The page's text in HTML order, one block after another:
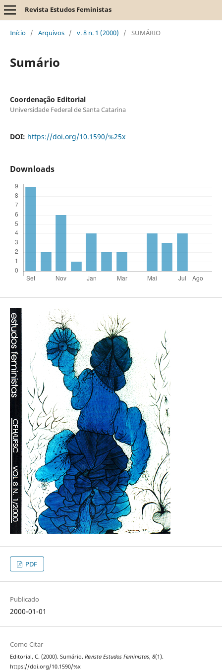
Revista Estudos Feministas
Início / Arquivos / v. 8 n. 1 (2000) / SUMÁRIO
Sumário
Coordenação Editorial
Universidade Federal de Santa Catarina
DOI: https://doi.org/10.1590/%25x
Downloads
PDF
Publicado
2000-01-01
Como Citar
Editorial, C. (2000). Sumário. Revista Estudos Feministas, 8(1).
https://doi.org/10.1590/%x